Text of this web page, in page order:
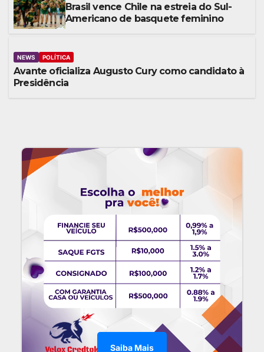
Brasil vence Chile na estreia do Sul-
Americano de basquete feminino
NEWS POLÍTICA
Avante oficializa Augusto Cury como candidato à
Presidência
Saiba Mais